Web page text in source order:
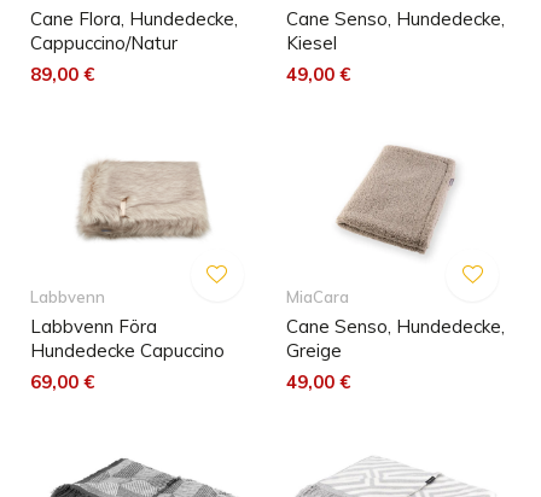
Cane Flora, Hundedecke,
Cappuccino/Natur
89,00 €
Cane Senso, Hundedecke,
Kiesel
49,00 €
Labbvenn
Labbvenn Föra
Hundedecke Capuccino
69,00 €
MiaCara
Cane Senso, Hundedecke,
Greige
49,00 €